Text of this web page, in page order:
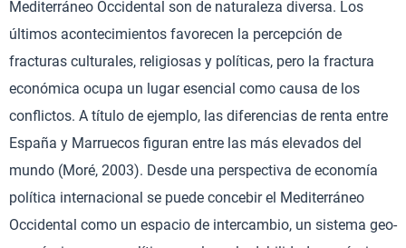
Mediterráneo Occidental son de naturaleza diversa. Los
últimos acontecimientos favorecen la percepción de
fracturas culturales, religiosas y políticas, pero la fractura
económica ocupa un lugar esencial como causa de los
conflictos. A título de ejemplo, las diferencias de renta entre
España y Marruecos figuran entre las más elevados del
mundo (Moré, 2003). Desde una perspectiva de economía
política internacional se puede concebir el Mediterráneo
Occidental como un espacio de intercambio, un sistema geo-